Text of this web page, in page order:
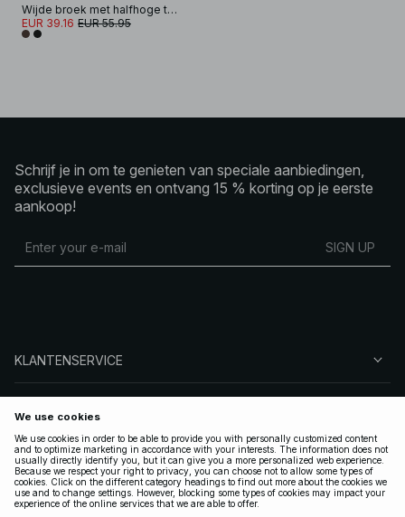
Wijde broek met halfhoge taille
EUR 39.16 EUR 55.95
Schrijf je in om te genieten van speciale aanbiedingen,
exclusieve events en ontvang 15 % korting op je eerste
aankoop!
SIGN UP
KLANTENSERVICE
VOLG ONS
LEGAAL